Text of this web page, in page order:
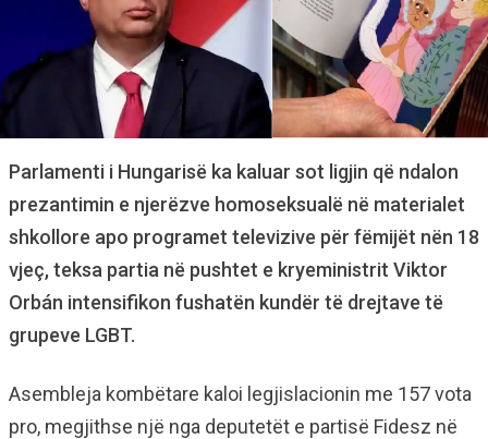
Parlamenti i Hungarisë ka kaluar sot ligjin që ndalon
prezantimin e njerëzve homoseksualë në materialet
shkollore apo programet televizive për fëmijët nën 18
vjeç, teksa partia në pushtet e kryeministrit Viktor
Orbán intensifikon fushatën kundër të drejtave të
grupeve LGBT.
Asembleja kombëtare kaloi legjislacionin me 157 vota
pro, megjithse një nga deputetët e partisë Fidesz në